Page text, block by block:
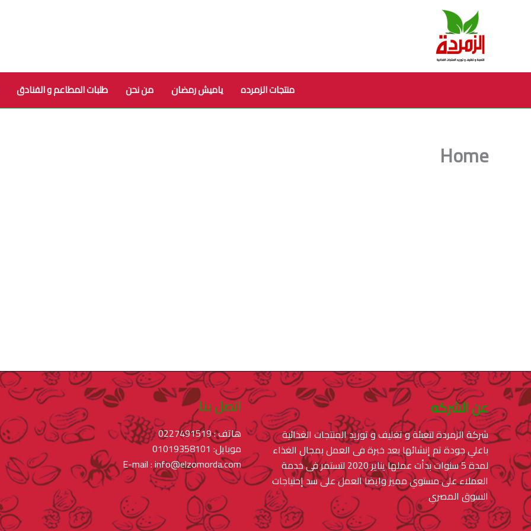
منتجات الزمرده ياميش رمضان من نحن طلبات المطاعم و الفنادق
Home
عن الشركه
شركة الزمردة لتعبئة و تغليف و توريد المنتجات الغذائية
باعلي جودة تم إنشائها بعد خبرة فى العمل بمجال الغذاء
لمدة 5 سنوات بدأت عملها يناير 2020 لتستمر فى خدمة
العملاء على مستوي مميز وايضا العمل على سد إحتياجات
السوق المصري
اتصل بنا
هاتف : 0227491519
موبايل: 01019358101
E-mail : info@elzomorda.com